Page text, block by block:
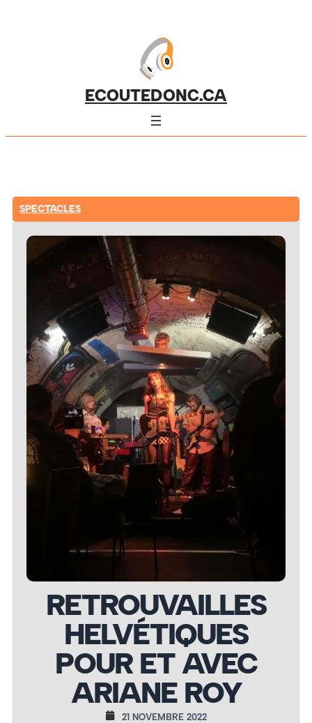
ECOUTEDONC.CA
SPECTACLES
RETROUVAILLES
HELVÉTIQUES
POUR ET AVEC
ARIANE ROY
21 NOVEMBRE 2022